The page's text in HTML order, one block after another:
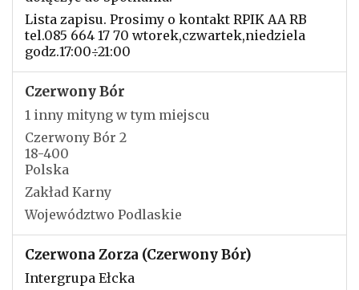
Lista zapisu. Prosimy o kontakt RPIK AA RB
tel.085 664 17 70 wtorek,czwartek,niedziela
godz.17:00÷21:00
Czerwony Bór
1 inny mityng w tym miejscu
Czerwony Bór 2
18-400
Polska
Zakład Karny
Województwo Podlaskie
Czerwona Zorza (Czerwony Bór)
Intergrupa Ełcka